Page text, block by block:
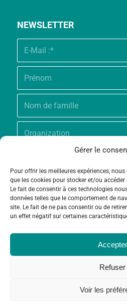
Gérer le
Pour offrir les meilleures expériences,
que les cookies pour stocker et/ou
Le fait de consentir à ces technologies
données telles que le comportement de
site. Le fait de ne pas consentir ou de
un effet négatif sur certaines
Accepter
Refuser
Voir les
NEWSLETTER
© Copyright - Fondation Grameen Crédit-